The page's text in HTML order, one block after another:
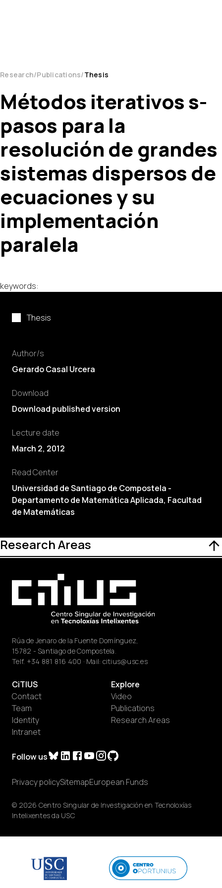
Research Publications Thesis
Thesis
Author/s
Gerardo Casal Urcera
Download
Download published version
Lecture date
March 2, 2012
Read Center
Universidad de Santiago de Compostela -
Departamento de Matemática Aplicada, Facultad
de Matemáticas
Research Areas
Métodos iterativos s-
pasos para la
resolución de grandes
sistemas dispersos de
ecuaciones y su
implementación
paralela
keywords:
Rúa de Jenaro de la Fuente Domínguez,
15782 - Santiago de Compostela.
Telf. +34 881 816 400 · Mail: citius@usc.es
Follow us
CiTIUS
Contact
Team
Identity
Intranet
Explore
Video
Publications
Research Areas
© 2026 Centro Singular de Investigación en Tecnoloxías
Intelixentes da USC
Privacy policySitemapEuropean Funds